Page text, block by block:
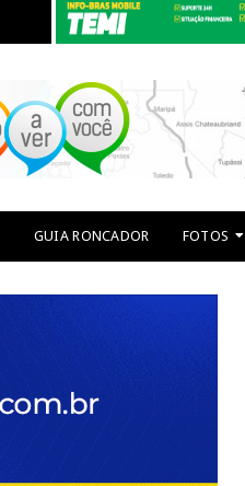
GUIA RONCADOR FOTOS